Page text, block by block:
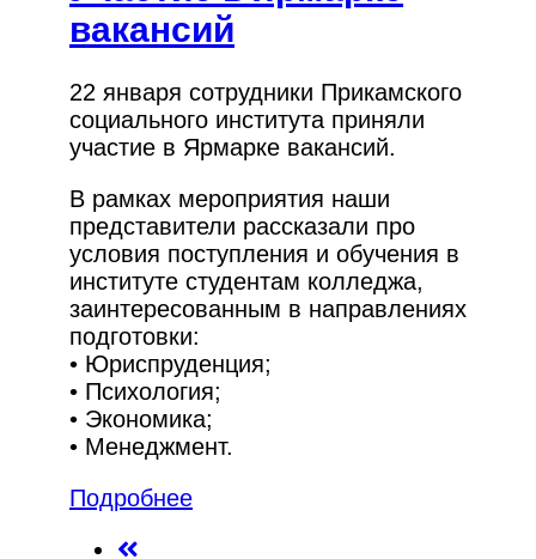
вакансий
22 января сотрудники Прикамского
социального института приняли
участие в Ярмарке вакансий.
В рамках мероприятия наши
представители рассказали про
условия поступления и обучения в
институте студентам колледжа,
заинтересованным в направлениях
подготовки:
• Юриспруденция;
• Психология;
• Экономика;
• Менеджмент.
Подробнее